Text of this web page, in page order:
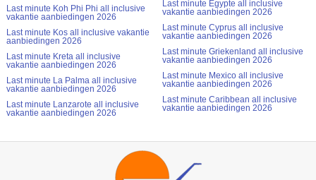
Last minute Koh Phi Phi all inclusive
vakantie aanbiedingen 2026
Last minute Kos all inclusive vakantie
aanbiedingen 2026
Last minute Kreta all inclusive
vakantie aanbiedingen 2026
Last minute La Palma all inclusive
vakantie aanbiedingen 2026
Last minute Lanzarote all inclusive
vakantie aanbiedingen 2026
Last minute Egypte all inclusive
vakantie aanbiedingen 2026
Last minute Cyprus all inclusive
vakantie aanbiedingen 2026
Last minute Griekenland all inclusive
vakantie aanbiedingen 2026
Last minute Mexico all inclusive
vakantie aanbiedingen 2026
Last minute Caribbean all inclusive
vakantie aanbiedingen 2026